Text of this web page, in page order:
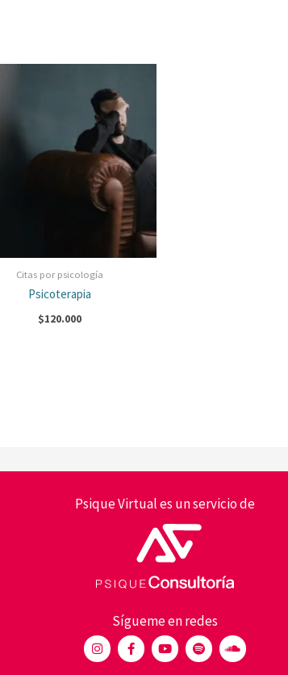
Citas por psicología
Psicoterapia
$120.000
Psique Virtual es un servicio de
Sígueme en redes
I
n
s
F
a
c
Y
o
u
S
p
o
S
o
u